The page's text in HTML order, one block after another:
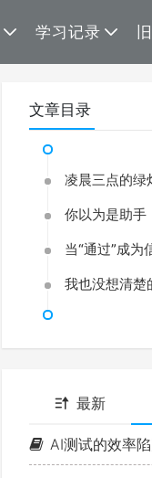
学习记录
文章目录
凌晨三点的绿
你以为是助手
当“通过”成为
我也没想清楚
最新
AI测试的效率陷阱：为